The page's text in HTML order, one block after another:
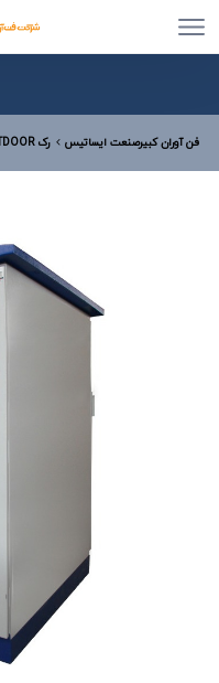
فن آوران کبیرصنعت ایساتیس رک OUTDOOR ، رک بارانی ، رک بیرونی و رک IP